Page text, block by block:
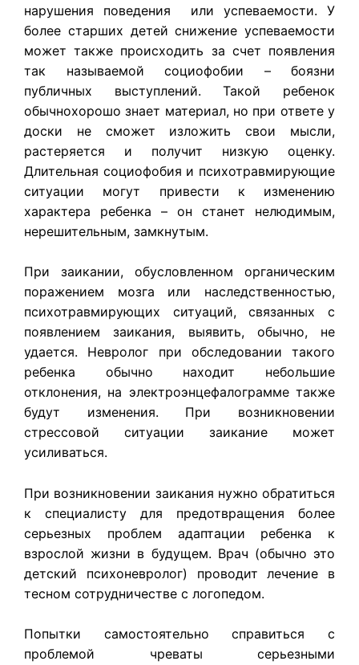
нарушения поведения или успеваемости. У
более старших детей снижение успеваемости
может также происходить за счет появления
так называемой социофобии – боязни
публичных выступлений. Такой ребенок
обычнохорошо знает материал, но при ответе у
доски не сможет изложить свои мысли,
растеряется и получит низкую оценку.
Длительная социофобия и психотравмирующие
ситуации могут привести к изменению
характера ребенка – он станет нелюдимым,
нерешительным, замкнутым.
При заикании, обусловленном органическим
поражением мозга или наследственностью,
психотравмирующих ситуаций, связанных с
появлением заикания, выявить, обычно, не
удается. Невролог при обследовании такого
ребенка обычно находит небольшие
отклонения, на электроэнцефалограмме также
будут изменения. При возникновении
стрессовой ситуации заикание может
усиливаться.
При возникновении заикания нужно обратиться
к специалисту для предотвращения более
серьезных проблем адаптации ребенка к
взрослой жизни в будущем. Врач (обычно это
детский психоневролог) проводит лечение в
тесном сотрудничестве с логопедом.
Попытки самостоятельно справиться с
проблемой чреваты серьезными